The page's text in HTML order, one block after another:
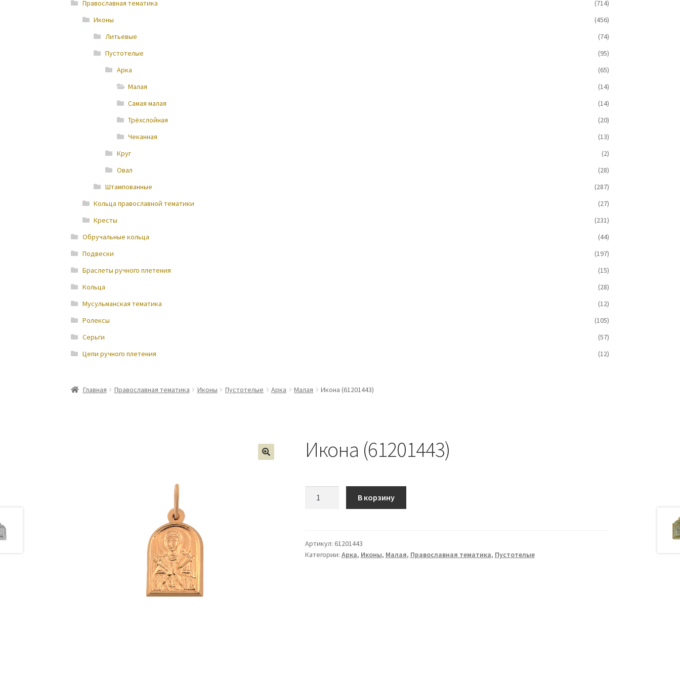
Православная тематика
(714)
Иконы
(456)
Литьевые
(74)
Пустотелые
(95)
Арка
(65)
Малая
(14)
Самая малая
(14)
Трёхслойная
(20)
Чеканная
(13)
Круг
(2)
Овал
(28)
Штампованные
(287)
Кольца православной тематики
(27)
Кресты
(231)
Обручальные кольца
(44)
Подвески
(197)
Браслеты ручного плетения
(15)
Кольца
(28)
Мусульманская тематика
(12)
Ролексы
(105)
Серьги
(57)
Цепи ручного плетения
(12)
Главная Православная тематика Иконы Пустотелые Арка Малая Икона (61201443)
Икона (61201443)
В корзину
Артикул: 61201443
Категории: Арка, Иконы, Малая, Православная тематика, Пустотелые